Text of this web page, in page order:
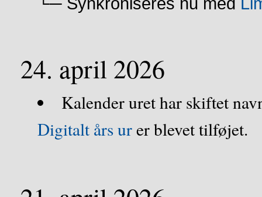
24. april 2026
Kalender uret har skiftet
Digitalt års urer blevet tilføjet.